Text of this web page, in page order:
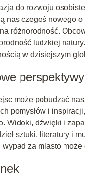
do rozwoju
nas czegoś nowego
różnorodność.
ludzkiej
w dzisiejszym
perspektywy
może pobudzać
pomysłów i
Widoki, dźwięki i
sztuki, literatury i
za miasto